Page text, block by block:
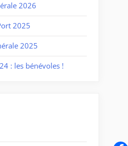
2026
2025
2025
: les bénévoles !